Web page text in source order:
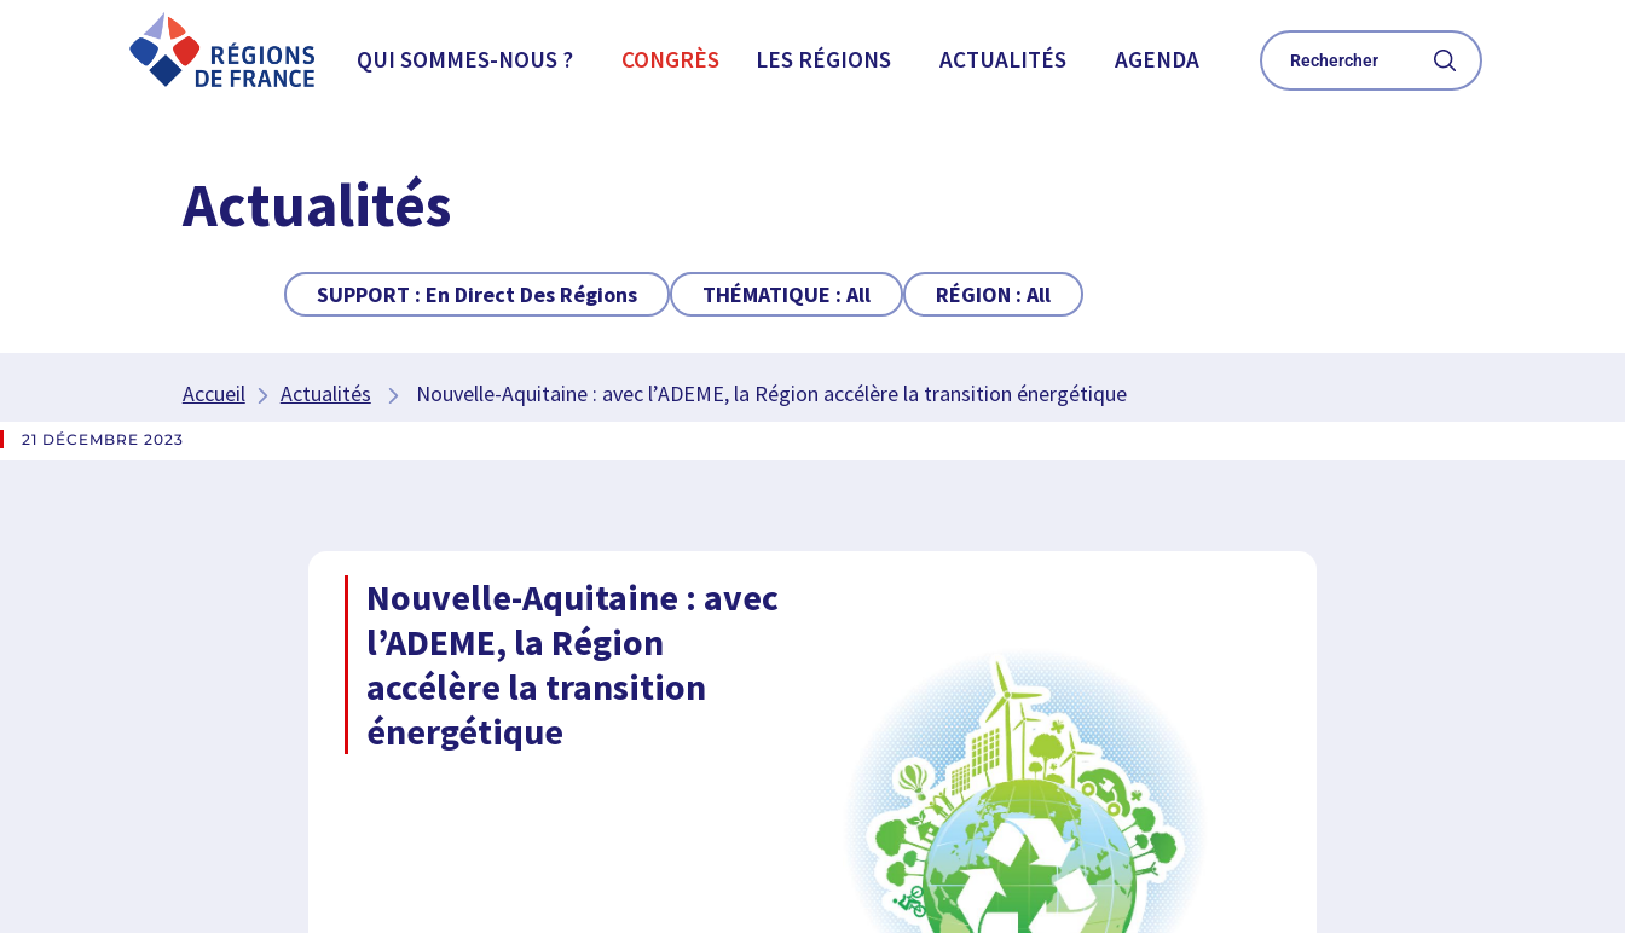
QUI SOMMES-NOUS ? CONGRÈS LES RÉGIONS ACTUALITÉS AGENDA
Actualités
SUPPORT : En Direct Des Régions THÉMATIQUE : All RÉGION : All
Accueil Actualités Nouvelle-Aquitaine : avec l’ADEME, la Région accélère la transition énergétique
21 DÉCEMBRE 2023
Nouvelle-Aquitaine : avec
l’ADEME, la Région
accélère la transition
énergétique